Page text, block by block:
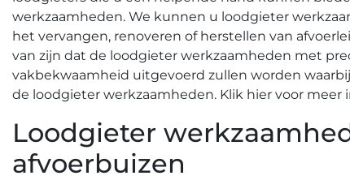
werkzaamheden. We kunnen u loodgieter
het vervangen, renoveren of herstellen van
van zijn dat de loodgieter werkzaamheden met
vakbekwaamheid uitgevoerd zullen worden
de loodgieter werkzaamheden. Klik hier voor meer
Loodgieter
afvoerbuizen